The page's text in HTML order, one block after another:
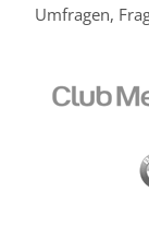
Umfragen,